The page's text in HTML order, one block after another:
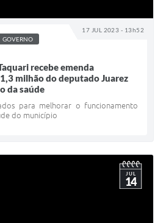
17 JUL 2023 - 13h52
GOVERNO
recebe emenda
milhão do deputado Juarez
da saúde
para melhorar o funcionamento
do município
JUL
14